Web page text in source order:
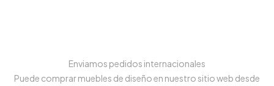
Enviamos pedidos internacionales
Puede comprar muebles de diseño en nuestro sitio web desde